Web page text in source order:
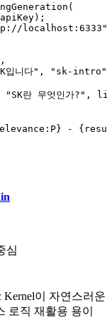
입니다", "sk-
"SK란 무엇인가
-
심
이 자연스러
로직 재활용 용이